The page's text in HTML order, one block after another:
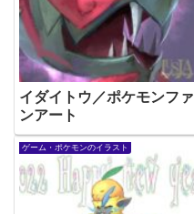
イダイトウ／ポケモンファ
ンアート
ゲーム・ポケモンのイラスト